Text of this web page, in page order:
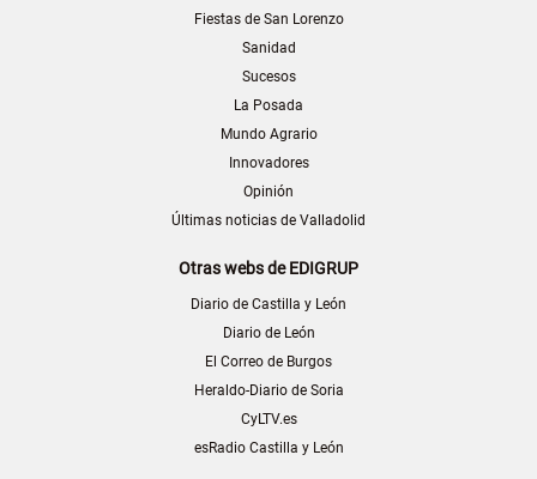
Fiestas de San Lorenzo
Sanidad
Sucesos
La Posada
Mundo Agrario
Innovadores
Opinión
Últimas noticias de Valladolid
Otras webs de EDIGRUP
Diario de Castilla y León
Diario de León
El Correo de Burgos
Heraldo-Diario de Soria
CyLTV.es
esRadio Castilla y León